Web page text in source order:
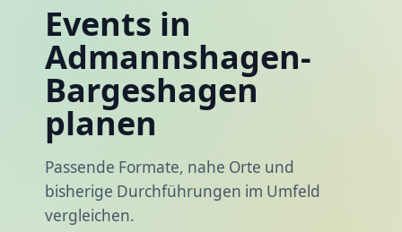
Events in
Admannshagen-
Bargeshagen
planen
Passende Formate, nahe Orte und
bisherige Durchführungen im Umfeld
vergleichen.